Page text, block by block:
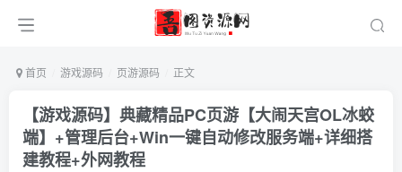
首页 游戏源码 页游源码 正文
【游戏源码】典藏精品PC页游【大闹天宫OL冰蛟
端】+管理后台+Win一键自动修改服务端+详细搭
建教程+外网教程